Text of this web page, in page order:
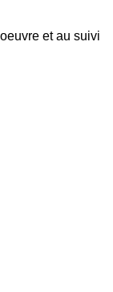
et au suivi